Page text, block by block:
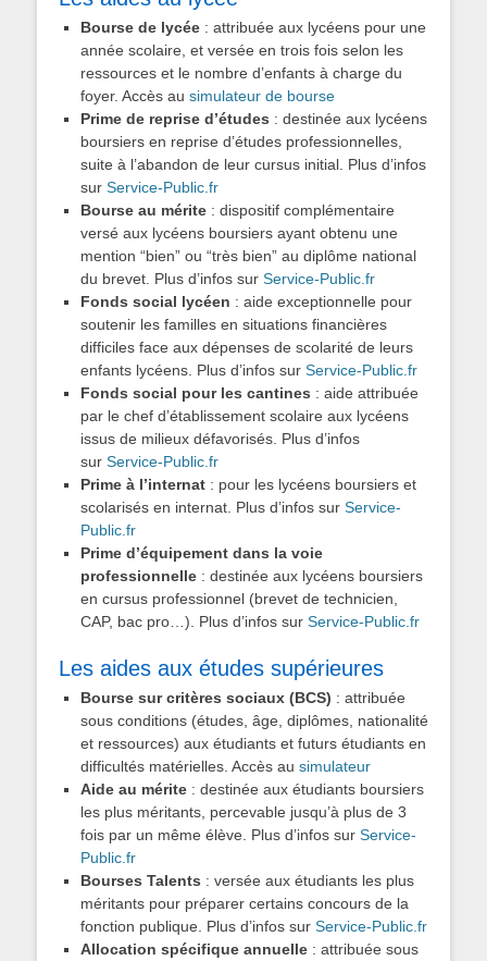
Bourse de lycée : attribuée aux lycéens pour une
année scolaire, et versée en trois fois selon les
ressources et le nombre d’enfants à charge du
foyer. Accès au simulateur de bourse
Prime de reprise d’études : destinée aux lycéens
boursiers en reprise d’études professionnelles,
suite à l’abandon de leur cursus initial. Plus d’infos
sur Service-Public.fr
Bourse au mérite : dispositif complémentaire
versé aux lycéens boursiers ayant obtenu une
mention “bien” ou “très bien” au diplôme national
du brevet. Plus d’infos sur Service-Public.fr
Fonds social lycéen : aide exceptionnelle pour
soutenir les familles en situations financières
difficiles face aux dépenses de scolarité de leurs
enfants lycéens. Plus d’infos sur Service-Public.fr
Fonds social pour les cantines : aide attribuée
par le chef d’établissement scolaire aux lycéens
issus de milieux défavorisés. Plus d’infos
sur Service-Public.fr
Prime à l’internat : pour les lycéens boursiers et
scolarisés en internat. Plus d’infos sur Service-
Public.fr
Prime d’équipement dans la voie
professionnelle : destinée aux lycéens boursiers
en cursus professionnel (brevet de technicien,
CAP, bac pro…). Plus d’infos sur Service-Public.fr
Les aides aux études supérieures
Bourse sur critères sociaux (BCS) : attribuée
sous conditions (études, âge, diplômes, nationalité
et ressources) aux étudiants et futurs étudiants en
difficultés matérielles. Accès au simulateur
Aide au mérite : destinée aux étudiants boursiers
les plus méritants, percevable jusqu’à plus de 3
fois par un même élève. Plus d’infos sur Service-
Public.fr
Bourses Talents : versée aux étudiants les plus
méritants pour préparer certains concours de la
fonction publique. Plus d’infos sur Service-Public.fr
Allocation spécifique annuelle : attribuée sous